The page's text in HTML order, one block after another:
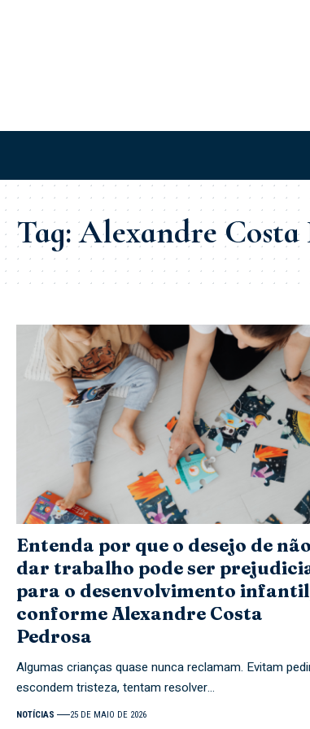
Tag:Alexandre Costa
Entenda por que o desejo de não
dar trabalho pode ser
para o desenvolvimento
conforme Alexandre Costa
Pedrosa
Algumas crianças quase nunca reclamam. Evitam
escondem tristeza, tentam resolver…
NOTÍCIAS 25 DE MAIO DE 2026